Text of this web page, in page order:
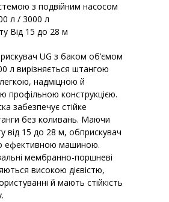
з подвійним насосом
л / 3000 л
Від 15 до 28 м
UG з баком об’ємом
л вирізняється штангою
надміцною й
профільною конструкцією.
забезпечує стійке
без коливань. Маючи
від 15 до 28 м, обприскувач
ефективною машиною.
мембранно-поршневі
високою дієвістю,
й мають стійкість